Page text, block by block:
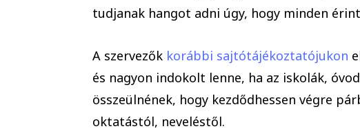
tudjanak hangot adni úgy, hogy minden
A szervezők korábbi sajtótájékoztatójukon
és nagyon indokolt lenne, ha az iskolák,
összeülnének, hogy kezdődhessen végre
oktatástól, neveléstől.